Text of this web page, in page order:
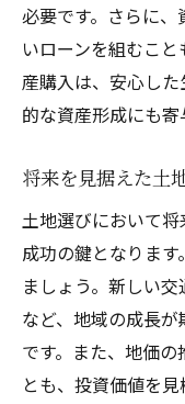
必要です。さらに
いローンを組むこ
産購入は、安心し
的な資産形成にも寄
将来を見据えた土
土地選びにおいて
成功の鍵となりま
ましょう。新しい
など、地域の成長
です。また、地価
とも、投資価値を